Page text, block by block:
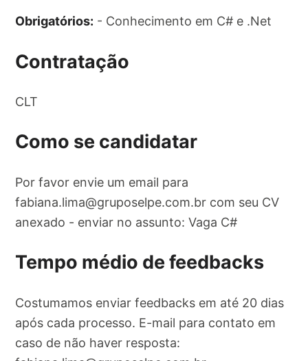
Obrigatórios: - Conhecimento em C# e .Net
Contratação
CLT
Como se candidatar
Por favor envie um email para
fabiana.lima@gruposelpe.com.br com seu CV
anexado - enviar no assunto: Vaga C#
Tempo médio de feedbacks
Costumamos enviar feedbacks em até 20 dias
após cada processo. E-mail para contato em
caso de não haver resposta: